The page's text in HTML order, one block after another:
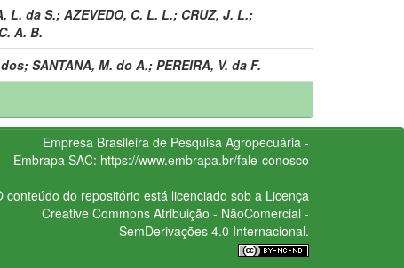
L. da S.; AZEVEDO, C. L. L.; CRUZ, J. L.;
A. B.
; SANTANA, M. do A.; PEREIRA, V. da F.
Empresa Brasileira de Pesquisa Agropecuária -
Embrapa SAC: https://www.embrapa.br/fale-conosco
conteúdo do repositório está licenciado sob a Licença
Creative CommonsAtribuição - NãoComercial -
SemDerivações 4.0 Internacional.